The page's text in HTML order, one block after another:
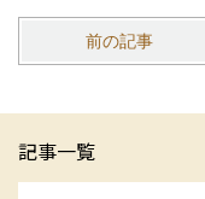
前の記事
記事一覧